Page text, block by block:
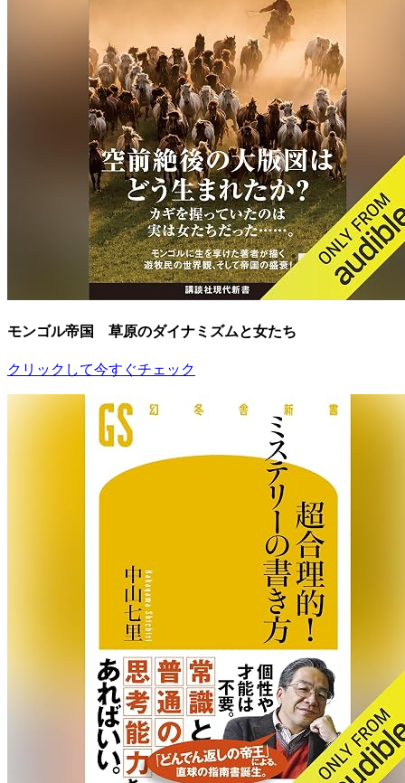
モンゴル帝国 草原のダイナミズムと女たち
クリックして今すぐチェック